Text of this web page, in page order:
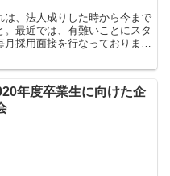
、法人成りした時から今まで
最近では、有難いことにスタ
採用面接を行なっておりまし
年度卒業生に向けた企